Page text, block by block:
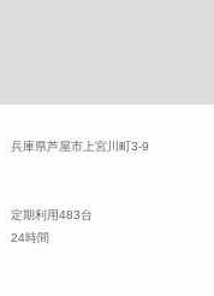
兵庫県芦屋市上宮川町3-9
定期利用483台
24時間